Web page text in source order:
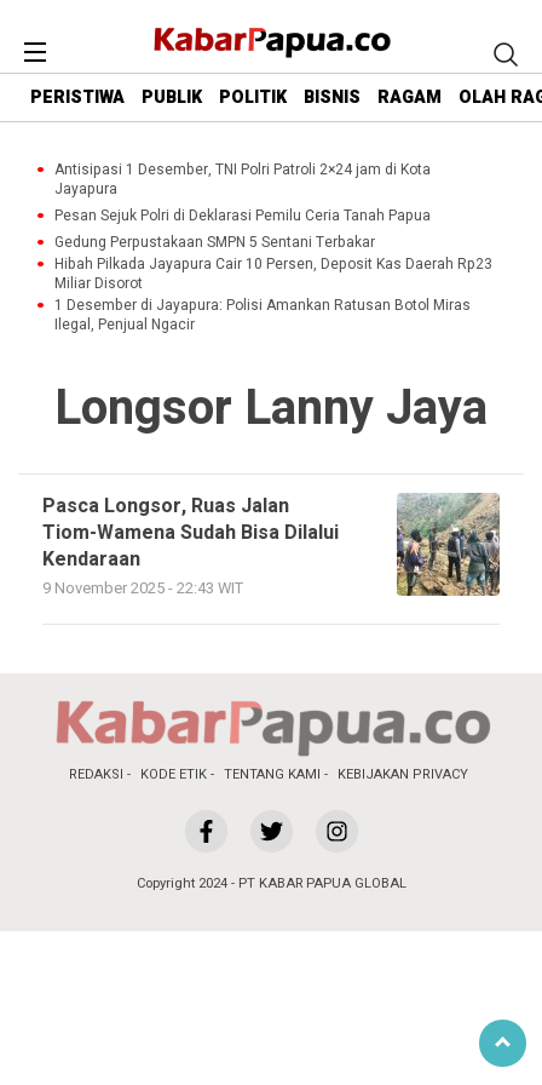
PERISTIWA PUBLIK POLITIK BISNIS RAGAM OLAH
Antisipasi 1 Desember, TNI Polri Patroli 2×24 jam di Kota
Jayapura
Pesan Sejuk Polri di Deklarasi Pemilu Ceria Tanah Papua
Gedung Perpustakaan SMPN 5 Sentani Terbakar
Hibah Pilkada Jayapura Cair 10 Persen, Deposit Kas Daerah Rp23
Miliar Disorot
1 Desember di Jayapura: Polisi Amankan Ratusan Botol Miras
Ilegal, Penjual Ngacir
Longsor Lanny Jaya
Pasca Longsor, Ruas Jalan
Tiom-Wamena Sudah Bisa Dilalui
Kendaraan
9 November 2025 - 22:43 WIT
REDAKSI KODE ETIK TENTANG KAMI KEBIJAKAN PRIVACY
Copyright 2024 - PT KABAR PAPUA GLOBAL